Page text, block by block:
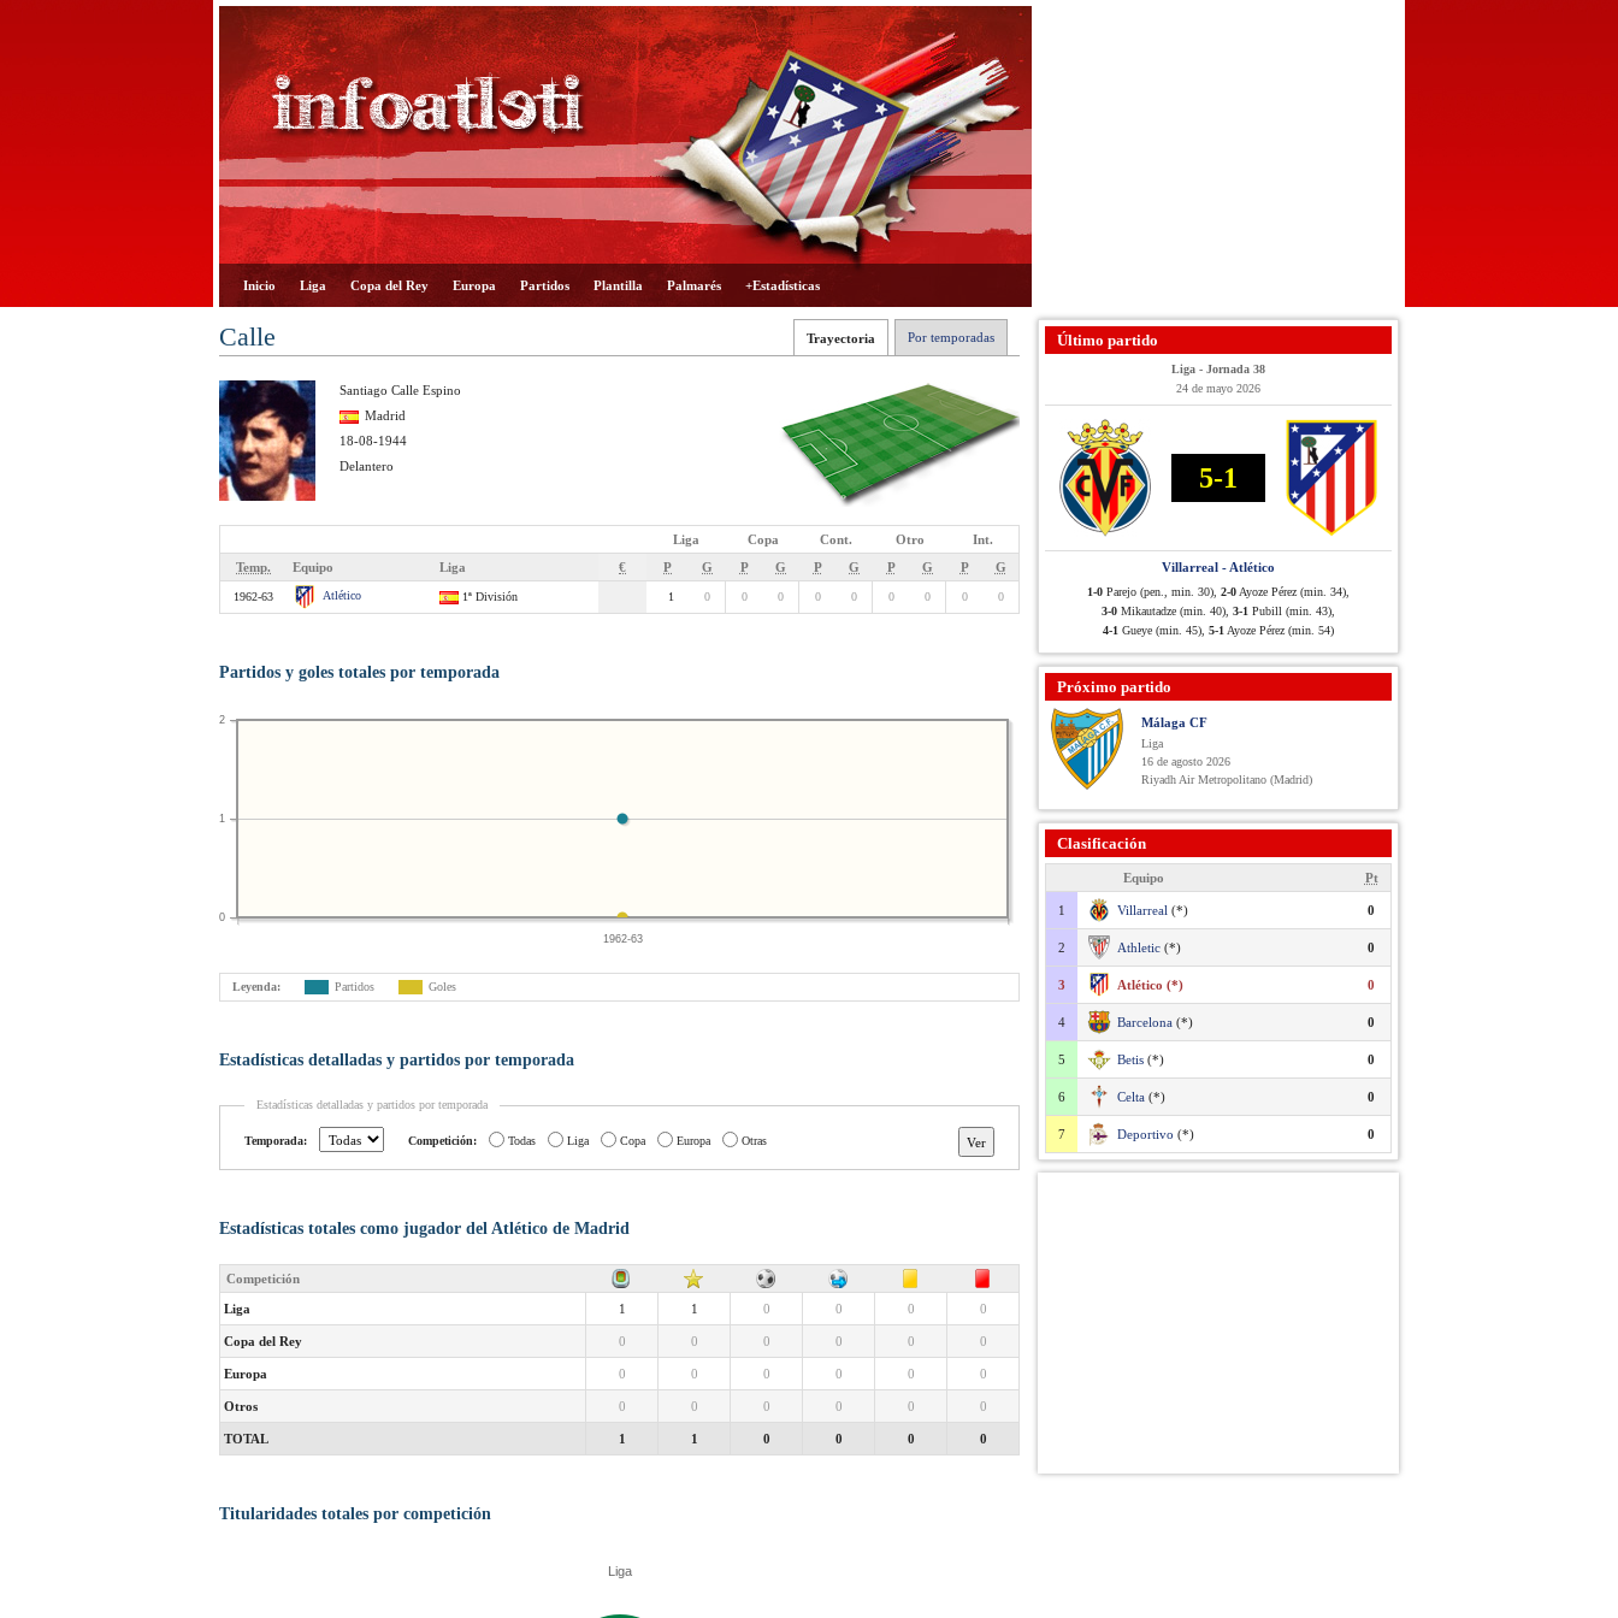
Inicio Liga Copa del Rey Europa Partidos Plantilla Palmarés +Estadísticas
Por temporadas
Trayectoria
Calle
Santiago Calle Espino
Madrid
18-08-1944
Delantero
Liga Copa Cont. Otro
Int.
Temp.
Equipo Liga € P G P G P G P G P G
1962-63 Atlético 1ª División 1 0 0 0 0 0 0 0 0 0
Partidos y goles totales por temporada
1962-63
0
1
2
Leyenda: Partidos Goles
Estadísticas detalladas y partidos por temporada
Estadísticas detalladas y partidos por temporada
Temporada: Competición: Todas Liga Copa Europa Otras
Estadísticas totales como jugador del Atlético de Madrid
Competición
Liga 1 1 0 0 0 0
Copa del Rey 0 0 0 0 0 0
Europa 0 0 0 0 0 0
Otros 0 0 0 0 0 0
TOTAL 1 1 0 0 0 0
Titularidades totales por competición
Liga
Último partido
Liga - Jornada 38
24 de mayo 2026
5-1
Villarreal - Atlético
1-0 Parejo (pen., min. 30), 2-0 Ayoze Pérez (min. 34),
3-0 Mikautadze (min. 40), 3-1 Pubill (min. 43),
4-1 Gueye (min. 45), 5-1 Ayoze Pérez (min. 54)
Próximo partido
Málaga CF
Liga
16 de agosto 2026
Riyadh Air Metropolitano (Madrid)
Clasificación
Equipo Pt
1 Villarreal (*) 0
2 Athletic (*) 0
3 Atlético (*) 0
4 Barcelona (*) 0
5 Betis (*) 0
6 Celta (*) 0
7 Deportivo (*) 0